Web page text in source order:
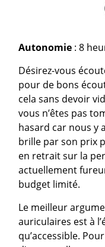
Autonomie : 8
Désirez-vous
pour de bons
cela sans devoir
vous n’êtes pas
hasard car nous y
brille par son prix
en retrait sur la
actuellement
budget limité.
Le meilleur
auriculaires est à
qu’accessible.